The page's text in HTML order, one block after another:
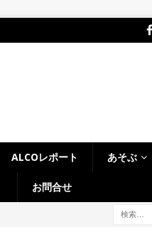
ALCOレポート あそぶ
お問合せ